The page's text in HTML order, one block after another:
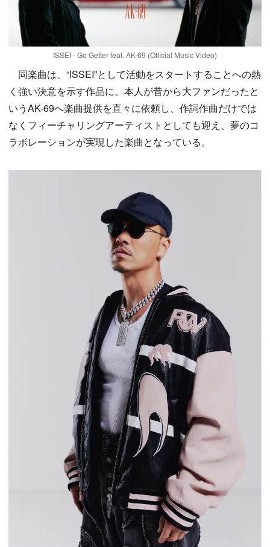
ISSEI - Go Getter feat. AK-69 (Official Music Video)
同楽曲は、“ISSEI”として活動をスタートすることへの熱
く強い決意を示す作品に。本人が昔から大ファンだったと
いうAK-69へ楽曲提供を直々に依頼し、作詞作曲だけでは
なくフィーチャリングアーティストとしても迎え、夢のコ
ラボレーションが実現した楽曲となっている。